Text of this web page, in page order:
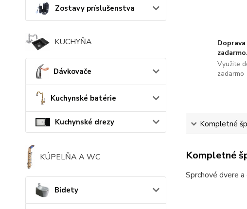
Zostavy príslušenstva
KUCHYŇA
Dávkovače
Kuchynské batérie
Kuchynské drezy
KÚPELŇA A WC
Bidety
zadarmo.
Využite
zadarmo
Kompletné
Kompletné
Sprchové dvere